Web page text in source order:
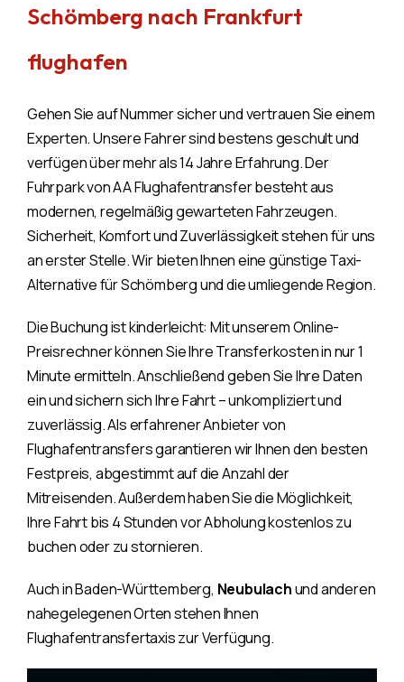
Schömberg nach Frankfurt
flughafen
Gehen Sie auf Nummer sicher und vertrauen Sie einem
Experten. Unsere Fahrer sind bestens geschult und
verfügen über mehr als 14 Jahre Erfahrung. Der
Fuhrpark von AA Flughafentransfer besteht aus
modernen, regelmäßig gewarteten Fahrzeugen.
Sicherheit, Komfort und Zuverlässigkeit stehen für uns
an erster Stelle. Wir bieten Ihnen eine günstige Taxi-
Alternative für Schömberg und die umliegende Region.
Die Buchung ist kinderleicht: Mit unserem Online-
Preisrechner können Sie Ihre Transferkosten in nur 1
Minute ermitteln. Anschließend geben Sie Ihre Daten
ein und sichern sich Ihre Fahrt – unkompliziert und
zuverlässig. Als erfahrener Anbieter von
Flughafentransfers garantieren wir Ihnen den besten
Festpreis, abgestimmt auf die Anzahl der
Mitreisenden. Außerdem haben Sie die Möglichkeit,
Ihre Fahrt bis 4 Stunden vor Abholung kostenlos zu
buchen oder zu stornieren.
Auch in Baden-Württemberg, Neubulachund anderen
nahegelegenen Orten stehen Ihnen
Flughafentransfertaxis zur Verfügung.